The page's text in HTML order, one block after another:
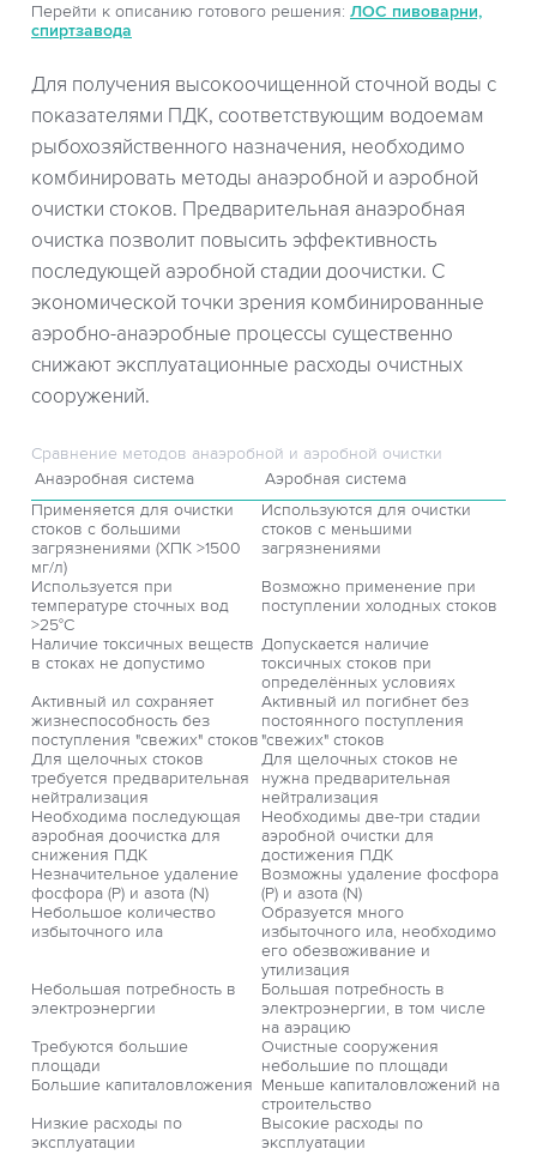
Перейти к описанию готового решения: ЛОС пивоварни,
спиртзавода
Для получения высокоочищенной сточной воды с
показателями ПДК, соответствующим водоемам
рыбохозяйственного назначения, необходимо
комбинировать методы анаэробной и аэробной
очистки стоков. Предварительная анаэробная
очистка позволит повысить эффективность
последующей аэробной стадии доочистки. С
экономической точки зрения комбинированные
аэробно-анаэробные процессы существенно
снижают эксплуатационные расходы очистных
сооружений.
Сравнение методов анаэробной и аэробной очистки
Анаэробная система
Аэробная система
Применяется для очистки
стоков с большими
загрязнениями (ХПК >1500
мг/л)
Используются для очистки
стоков с меньшими
загрязнениями
Используется при
температуре сточных вод
>25°C
Возможно применение при
поступлении холодных стоков
Наличие токсичных веществ
в стоках не допустимо
Допускается наличие
токсичных стоков при
определённых условиях
Активный ил сохраняет
жизнеспособность без
поступления "свежих" стоков
Активный ил погибнет без
постоянного поступления
"свежих" стоков
Для щелочных стоков
требуется предварительная
нейтрализация
Для щелочных стоков не
нужна предварительная
нейтрализация
Необходима последующая
аэробная доочистка для
снижения ПДК
Необходимы две-три стадии
аэробной очистки для
достижения ПДК
Незначительное удаление
фосфора (P) и азота (N)
Возможны удаление фосфора
(P) и азота (N)
Небольшое количество
избыточного ила
Образуется много
избыточного ила, необходимо
его обезвоживание и
утилизация
Небольшая потребность в
электроэнергии
Большая потребность в
электроэнергии, в том числе
на аэрацию
Требуются большие
площади
Очистные сооружения
небольшие по площади
Большие капиталовложения Меньше капиталовложений на
строительство
Низкие расходы по
эксплуатации
Высокие расходы по
эксплуатации